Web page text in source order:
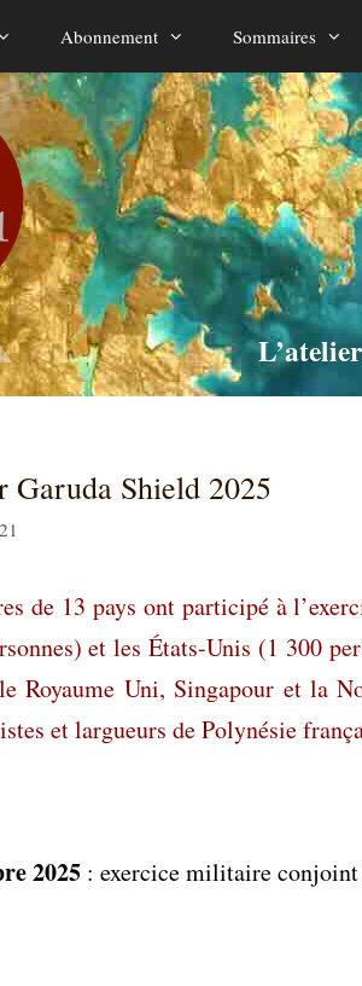
Abonnement Sommaires
Garuda Shield 2025
de 13 pays ont participé à
et les États-Unis (1 300
Royaume Uni, Singapour et la
et largueurs de Polynésie
2025 : exercice militaire